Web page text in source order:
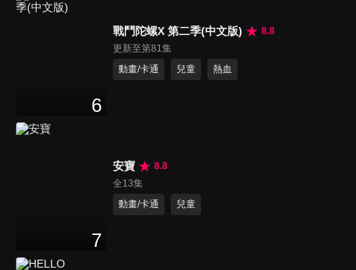
6
戰鬥陀螺X 第二季(中文版)
8.8
更新至第81集
動畫/卡通
兒童 熱血
7
安寶
8.8
全13集
動畫/卡通
兒童